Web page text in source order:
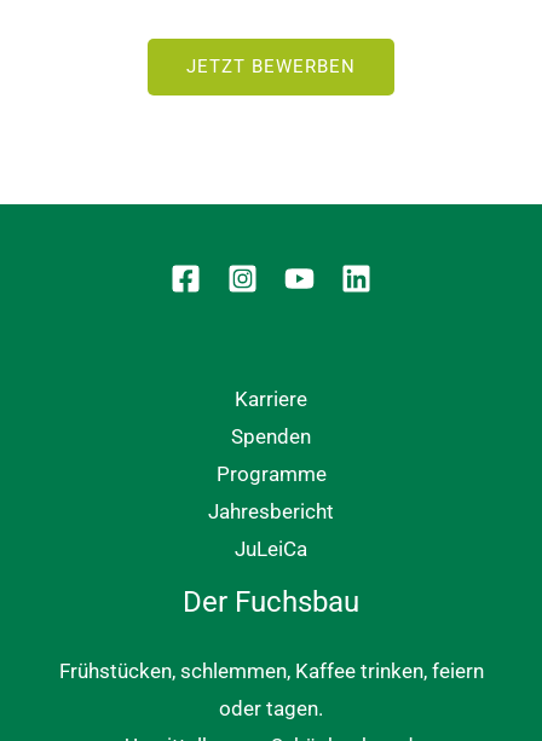
JETZT BEWERBEN
Karriere
Spenden
Programme
Jahresbericht
JuLeiCa
Der Fuchsbau
Frühstücken, schlemmen, Kaffee trinken, feiern
oder tagen.